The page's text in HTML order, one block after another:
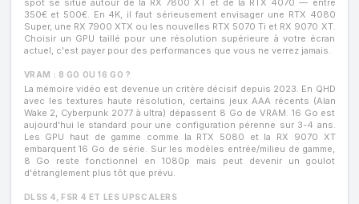
spot se situe autour de la RX 7800 XT et de la RTX 4070 — entre
350€ et 500€. En 4K, il faut sérieusement envisager une RTX 4080
Super, une RX 7900 XTX ou les nouvelles RTX 5070 Ti et RX 9070 XT.
Choisir un GPU taillé pour une résolution supérieure à votre écran
actuel, c'est payer pour des performances que vous ne verrez jamais.
VRAM : 8 GO OU 16 GO ?
La mémoire vidéo est devenue un critère décisif depuis 2023. En QHD
avec les textures haute résolution, certains jeux AAA récents (Alan
Wake 2, Cyberpunk 2077 à ultra) dépassent 8 Go de VRAM. 16 Go est
aujourd'hui le standard pour une configuration pérenne sur 3-4 ans.
Les GPU haut de gamme comme la RTX 5080 et la RX 9070 XT
embarquent 16 Go de série. Sur les modèles entrée/milieu de gamme,
8 Go reste fonctionnel en 1080p mais peut devenir un goulot
d'étranglement plus tôt que prévu.
DLSS 4, FSR 4 ET LES UPSCALERS